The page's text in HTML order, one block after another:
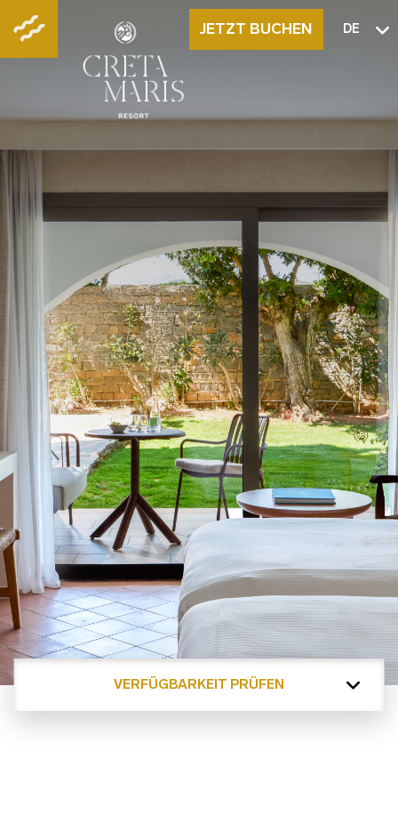
JETZT BUCHEN DE
VERFÜGBARKEIT PRÜFEN